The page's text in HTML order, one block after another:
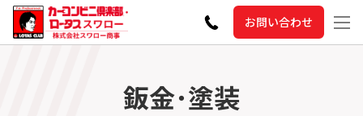
お問い合わせ
鈑金･塗装